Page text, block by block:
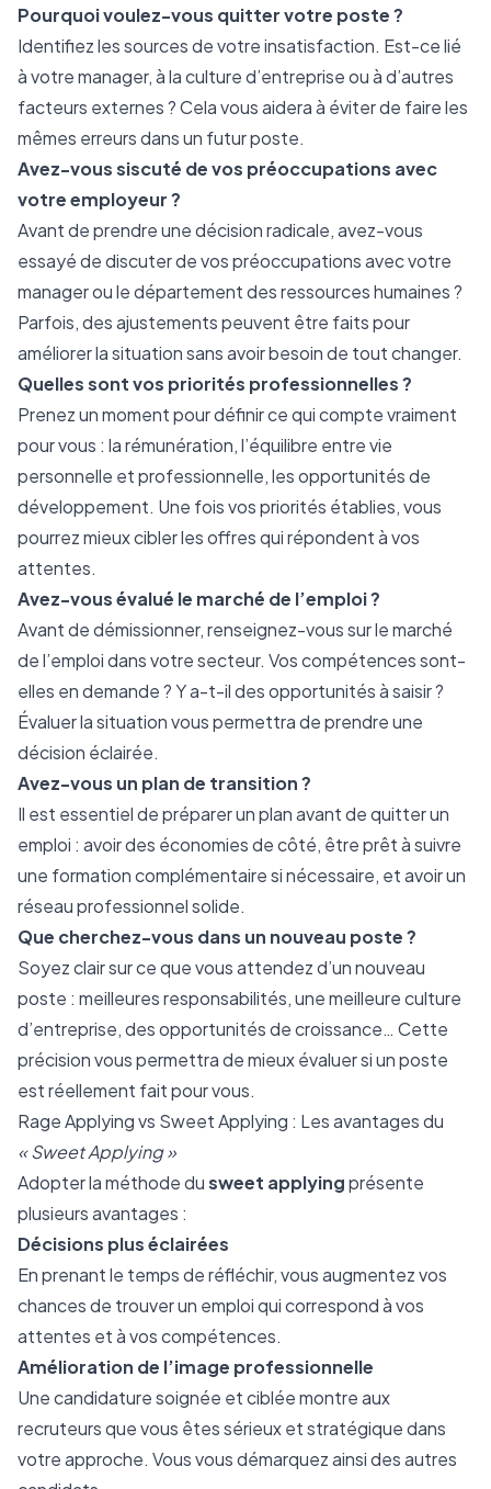
Pourquoi voulez-vous quitter votre poste ?
Identifiez les sources de votre insatisfaction. Est-ce lié
à votre manager, à la culture d’entreprise ou à d’autres
facteurs externes ? Cela vous aidera à éviter de faire les
mêmes erreurs dans un futur poste.
Avez-vous siscuté de vos préoccupations avec
votre employeur ?
Avant de prendre une décision radicale, avez-vous
essayé de discuter de vos préoccupations avec votre
manager ou le département des ressources humaines ?
Parfois, des ajustements peuvent être faits pour
améliorer la situation sans avoir besoin de tout changer.
Quelles sont vos priorités professionnelles ?
Prenez un moment pour définir ce qui compte vraiment
pour vous : la rémunération, l’équilibre entre vie
personnelle et professionnelle, les opportunités de
développement. Une fois vos priorités établies, vous
pourrez mieux cibler les offres qui répondent à vos
attentes.
Avez-vous évalué le marché de l’emploi ?
Avant de démissionner, renseignez-vous sur le marché
de l’emploi dans votre secteur. Vos compétences sont-
elles en demande ? Y a-t-il des opportunités à saisir ?
Évaluer la situation vous permettra de prendre une
décision éclairée.
Avez-vous un plan de transition ?
Il est essentiel de préparer un plan avant de quitter un
emploi : avoir des économies de côté, être prêt à suivre
une formation complémentaire si nécessaire, et avoir un
réseau professionnel solide.
Que cherchez-vous dans un nouveau poste ?
Soyez clair sur ce que vous attendez d’un nouveau
poste : meilleures responsabilités, une meilleure culture
d’entreprise, des opportunités de croissance… Cette
précision vous permettra de mieux évaluer si un poste
est réellement fait pour vous.
Rage Applying vs Sweet Applying : Les avantages du
« Sweet Applying »
Adopter la méthode dusweet applyingprésente
plusieurs avantages :
Décisions plus éclairées
En prenant le temps de réfléchir, vous augmentez vos
chances de trouver un emploi qui correspond à vos
attentes et à vos compétences.
Amélioration de l’image professionnelle
Une candidature soignée et ciblée montre aux
recruteurs que vous êtes sérieux et stratégique dans
votre approche. Vous vous démarquez ainsi des autres